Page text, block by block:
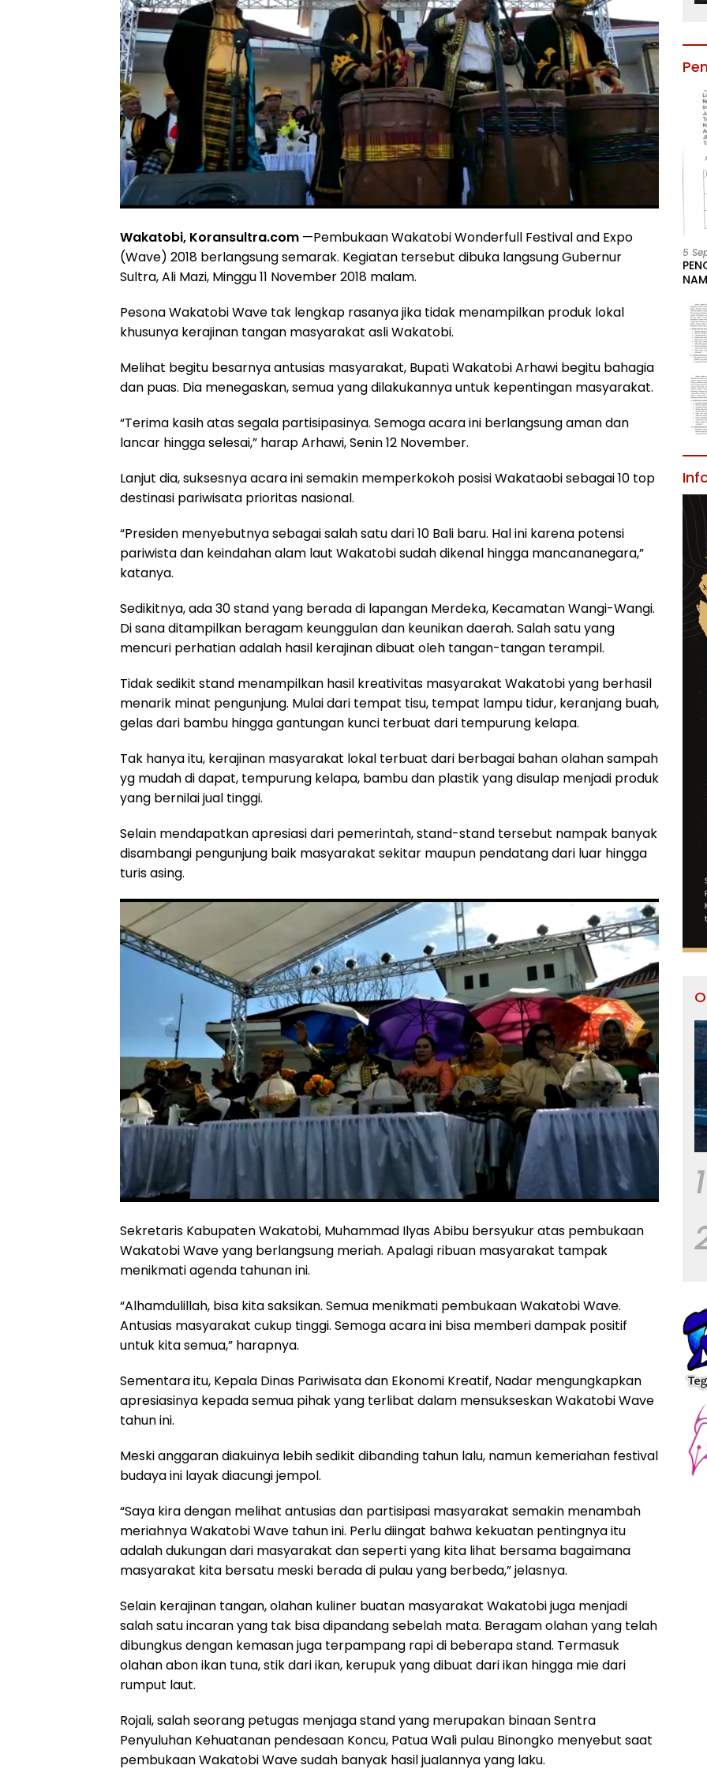
Wakatobi, Koransultra.com —Pembukaan Wakatobi Wonderfull Festival and Expo
(Wave) 2018 berlangsung semarak. Kegiatan tersebut dibuka langsung Gubernur
Sultra, Ali Mazi, Minggu 11 November 2018 malam.
Pesona Wakatobi Wave tak lengkap rasanya jika tidak menampilkan produk lokal
khusunya kerajinan tangan masyarakat asli Wakatobi.
Melihat begitu besarnya antusias masyarakat, Bupati Wakatobi Arhawi begitu bahagia
dan puas. Dia menegaskan, semua yang dilakukannya untuk kepentingan masyarakat.
“Terima kasih atas segala partisipasinya. Semoga acara ini berlangsung aman dan
lancar hingga selesai,” harap Arhawi, Senin 12 November.
Lanjut dia, suksesnya acara ini semakin memperkokoh posisi Wakataobi sebagai 10 top
destinasi pariwisata prioritas nasional.
“Presiden menyebutnya sebagai salah satu dari 10 Bali baru. Hal ini karena potensi
pariwista dan keindahan alam laut Wakatobi sudah dikenal hingga mancananegara,”
katanya.
Sedikitnya, ada 30 stand yang berada di lapangan Merdeka, Kecamatan Wangi-Wangi.
Di sana ditampilkan beragam keunggulan dan keunikan daerah. Salah satu yang
mencuri perhatian adalah hasil kerajinan dibuat oleh tangan-tangan terampil.
Tidak sedikit stand menampilkan hasil kreativitas masyarakat Wakatobi yang berhasil
menarik minat pengunjung. Mulai dari tempat tisu, tempat lampu tidur, keranjang buah,
gelas dari bambu hingga gantungan kunci terbuat dari tempurung kelapa.
Tak hanya itu, kerajinan masyarakat lokal terbuat dari berbagai bahan olahan sampah
yg mudah di dapat, tempurung kelapa, bambu dan plastik yang disulap menjadi produk
yang bernilai jual tinggi.
Selain mendapatkan apresiasi dari pemerintah, stand-stand tersebut nampak banyak
disambangi pengunjung baik masyarakat sekitar maupun pendatang dari luar hingga
turis asing.
Sekretaris Kabupaten Wakatobi, Muhammad Ilyas Abibu bersyukur atas pembukaan
Wakatobi Wave yang berlangsung meriah. Apalagi ribuan masyarakat tampak
menikmati agenda tahunan ini.
“Alhamdulillah, bisa kita saksikan. Semua menikmati pembukaan Wakatobi Wave.
Antusias masyarakat cukup tinggi. Semoga acara ini bisa memberi dampak positif
untuk kita semua,” harapnya.
Sementara itu, Kepala Dinas Pariwisata dan Ekonomi Kreatif, Nadar mengungkapkan
apresiasinya kepada semua pihak yang terlibat dalam mensukseskan Wakatobi Wave
tahun ini.
Meski anggaran diakuinya lebih sedikit dibanding tahun lalu, namun kemeriahan festival
budaya ini layak diacungi jempol.
“Saya kira dengan melihat antusias dan partisipasi masyarakat semakin menambah
meriahnya Wakatobi Wave tahun ini. Perlu diingat bahwa kekuatan pentingnya itu
adalah dukungan dari masyarakat dan seperti yang kita lihat bersama bagaimana
masyarakat kita bersatu meski berada di pulau yang berbeda,” jelasnya.
Selain kerajinan tangan, olahan kuliner buatan masyarakat Wakatobi juga menjadi
salah satu incaran yang tak bisa dipandang sebelah mata. Beragam olahan yang telah
dibungkus dengan kemasan juga terpampang rapi di beberapa stand. Termasuk
olahan abon ikan tuna, stik dari ikan, kerupuk yang dibuat dari ikan hingga mie dari
rumput laut.
Rojali, salah seorang petugas menjaga stand yang merupakan binaan Sentra
Penyuluhan Kehuatanan pendesaan Koncu, Patua Wali pulau Binongko menyebut saat
pembukaan Wakatobi Wave sudah banyak hasil jualannya yang laku.
5
1